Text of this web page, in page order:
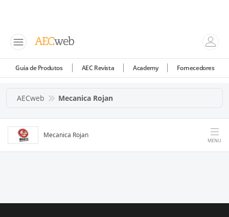
Guia de Produtos AEC Revista Academy Fornecedores
AECweb Mecanica Rojan
Mecanica Rojan
MENU